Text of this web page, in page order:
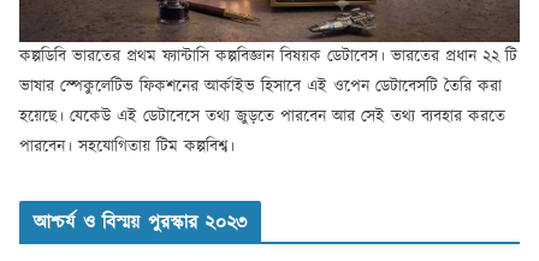
কল্পডিবি ভারতের প্রথম ফ্যান্টাসি কল্পবিজ্ঞান বিষয়ক ডেটাবেস। ভারতের প্রধান ২২ টি
ভাষার স্পেকুলেটিভ ফিকশনের আর্কাইভ হিসাবে এই ওপেন ডেটাবেসটি তৈরি করা
হয়েছে। যেকেউ এই ডেটাবেসে তথ্য জুড়তে পারবেন আর সেই তথ্য ব্যবহার করতে
পারবেন। সহযোগিতায় টিম কল্পবিশ্ব।
আশ্চর্য ও বিস্ময় পুরস্কার ২০২৩